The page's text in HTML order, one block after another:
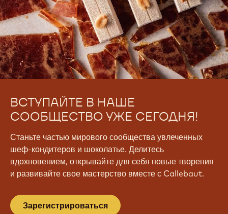
ВСТУПАЙТЕ В НАШЕ
СООБЩЕСТВО УЖЕ СЕГОДНЯ!
Станьте частью мирового сообщества увлеченных
шеф-кондитеров и шоколатье. Делитесь
вдохновением, открывайте для себя новые творения
и развивайте свое мастерство вместе с Callebaut.
Зарегистрироваться